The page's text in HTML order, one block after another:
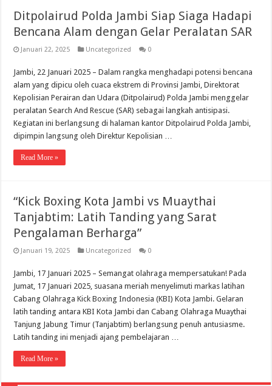
Ditpolairud Polda Jambi Siap Siaga Hadapi
Bencana Alam dengan Gelar Peralatan SAR
Januari 22, 2025 Uncategorized 0
Jambi, 22 Januari 2025 – Dalam rangka menghadapi potensi bencana
alam yang dipicu oleh cuaca ekstrem di Provinsi Jambi, Direktorat
Kepolisian Perairan dan Udara (Ditpolairud) Polda Jambi menggelar
peralatan Search And Rescue (SAR) sebagai langkah antisipasi.
Kegiatan ini berlangsung di halaman kantor Ditpolairud Polda Jambi,
dipimpin langsung oleh Direktur Kepolisian …
Read More »
“Kick Boxing Kota Jambi vs Muaythai
Tanjabtim: Latih Tanding yang Sarat
Pengalaman Berharga”
Januari 19, 2025 Uncategorized 0
Jambi, 17 Januari 2025 – Semangat olahraga mempersatukan! Pada
Jumat, 17 Januari 2025, suasana meriah menyelimuti markas latihan
Cabang Olahraga Kick Boxing Indonesia (KBI) Kota Jambi. Gelaran
latih tanding antara KBI Kota Jambi dan Cabang Olahraga Muaythai
Tanjung Jabung Timur (Tanjabtim) berlangsung penuh antusiasme.
Latih tanding ini menjadi ajang pembelajaran …
Read More »